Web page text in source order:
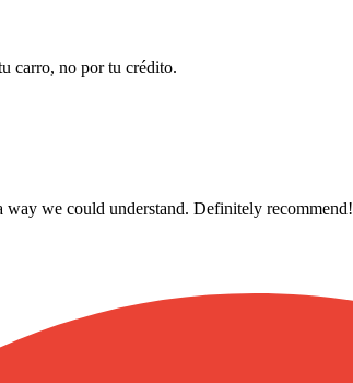
carro, no por tu crédito.
way we could understand. Definitely recommend!